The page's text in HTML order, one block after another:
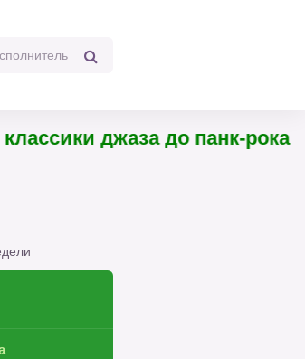
джаза до панк-рока